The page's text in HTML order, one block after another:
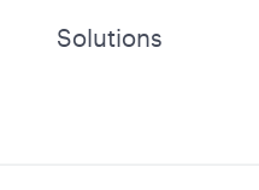
Solutions